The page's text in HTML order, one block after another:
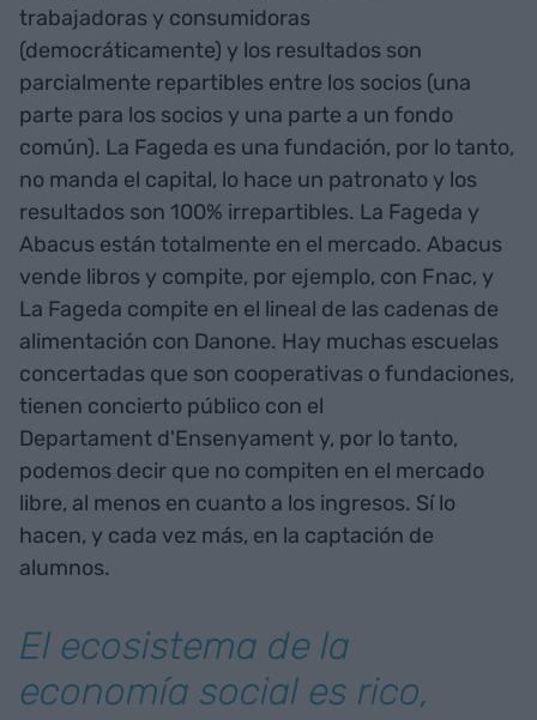
trabajadoras y consumidoras
(democráticamente) y los resultados son
parcialmente repartibles entre los socios (una
parte para los socios y una parte a un fondo
común). La Fageda es una fundación, por lo tanto,
no manda el capital, lo hace un patronato y los
resultados son 100% irrepartibles. La Fageda y
Abacus están totalmente en el mercado. Abacus
vende libros y compite, por ejemplo, con Fnac, y
La Fageda compite en el lineal de las cadenas de
alimentación con Danone. Hay muchas escuelas
concertadas que son cooperativas o fundaciones,
tienen concierto público con el
Departament d'Ensenyament y, por lo tanto,
podemos decir que no compiten en el mercado
libre, al menos en cuanto a los ingresos. Sí lo
hacen, y cada vez más, en la captación de
alumnos.
El ecosistema de la
economía social es rico,